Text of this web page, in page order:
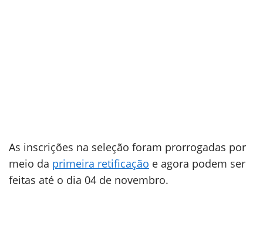
As inscrições na seleção foram prorrogadas por
meio da primeira retificação e agora podem ser
feitas até o dia 04 de novembro.